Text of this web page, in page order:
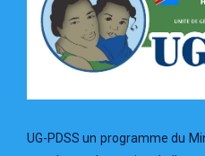
UG-PDSS un programme du